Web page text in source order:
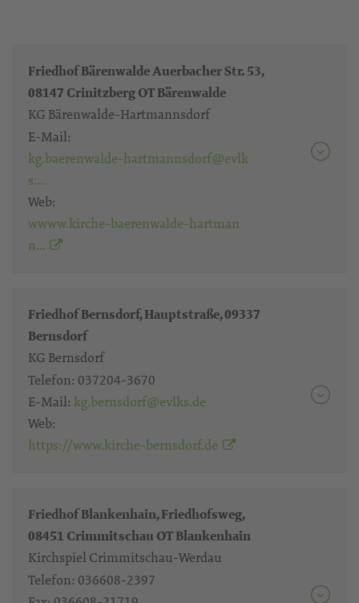
Friedhof Bärenwalde Auerbacher Str. 53,
08147 Crinitzberg OT Bärenwalde
KG Bärenwalde-Hartmannsdorf
E-Mail:
kg.baerenwalde-hartmannsdorf@evlk
s….
Web:
wwww.kirche-baerenwalde-hartman
n…
Friedhof Bernsdorf, Hauptstraße, 09337
Bernsdorf
KG Bernsdorf
Telefon: 037204-3670
E-Mail: kg.bernsdorf@evlks.de
Web:
https://www.kirche-bernsdorf.de
Friedhof Blankenhain, Friedhofsweg,
08451 Crimmitschau OT Blankenhain
Kirchspiel Crimmitschau-Werdau
Telefon: 036608-2397